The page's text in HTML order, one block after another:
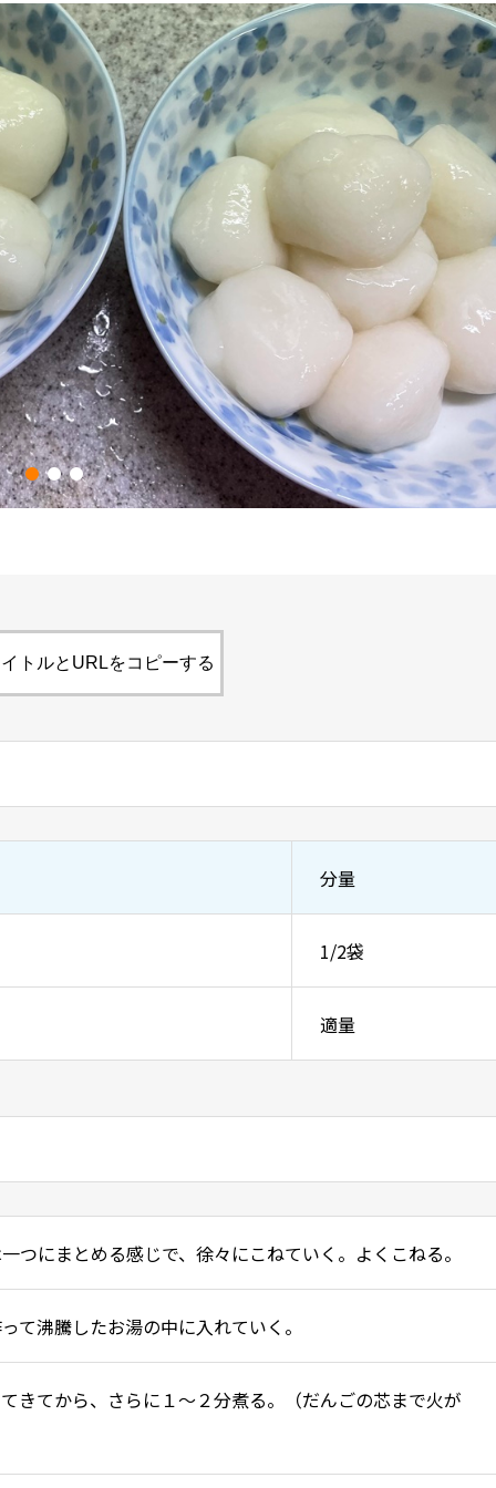
トルとURLをコピーする
分量
1/2袋
適量
つにまとめる感じで、徐々にこねていく。よくこねる。
て沸騰したお湯の中に入れていく。
きてから、さらに１～２分煮る。（だんごの芯まで火が